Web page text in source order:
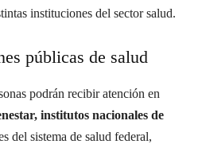
instituciones del sector salud.
públicas de salud
podrán recibir atención en
institutos nacionales de
del sistema de salud federal,